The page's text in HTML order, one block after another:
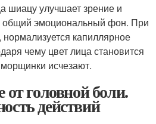
шиацу улучшает зрение и
общий эмоциональный фон. При
капиллярное
чему цвет лица становится
исчезают.
от головной боли.
действий